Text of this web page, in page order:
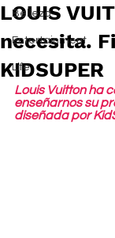
Belleza
Entertainment
Life
LOUIS
necesita.
KIDSUPER
Louis Vuitton ha
enseñarnos su
diseñada por